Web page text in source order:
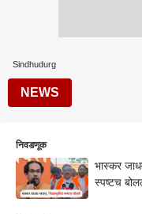
Sindhudurg
NEWS
निवडणूक
भास्कर
स्पष्टच